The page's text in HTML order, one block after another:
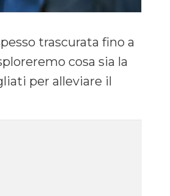
trascurata fino a
cosa sia la
per alleviare il